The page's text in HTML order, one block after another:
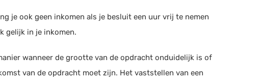
je ook geen inkomen als je besluit een uur vrij te nemen
gelijk in je inkomen.
wanneer de grootte van de opdracht onduidelijk is of
van de opdracht moet zijn. Het vaststellen van een